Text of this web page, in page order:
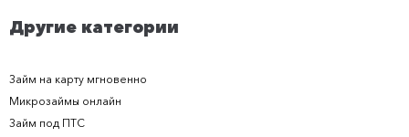
Другие категории
Займ на карту мгновенно
Микрозаймы онлайн
Займ под ПТС